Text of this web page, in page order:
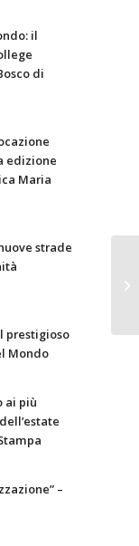
il
di
edizione
Maria
strade
prestigioso
Mondo
ai più
–